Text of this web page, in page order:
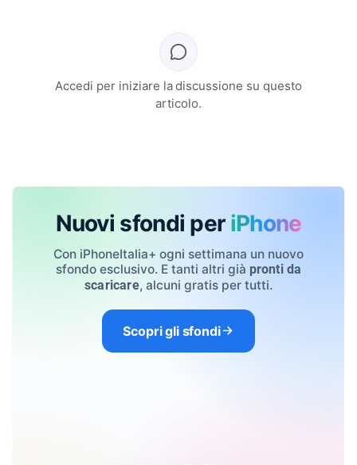
Accedi per iniziare la discussione su questo
articolo.
Nuovi sfondi per iPhone
Con iPhoneItalia+ ogni settimana un nuovo
sfondo esclusivo. E tanti altri già pronti da
scaricare, alcuni gratis per tutti.
Scopri gli sfondi